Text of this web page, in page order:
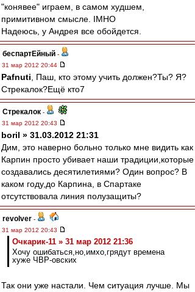
"конявее" играем, в самом худшем,
примитивном смысле. IMHO
Надеюсь, у Андрея все обойдется.
беспартЕйный -
31 мар 2012 20:44
Pafnuti , Паш, кто этому учить должен?Ты? Я?
Стрекалок?Ещё кто7
Стрекалок -
31 мар 2012 20:43
boril » 31.03.2012 21:31
Дим, это наверно больно только мне видить как
Карпин просто убивает наши традиции,которые
создавались десятилетиями? Один вопрос? В
каком году,до Карпина, в Спартаке
отсутствовала линия полузащиты?
revolver -
31 мар 2012 20:43
Очкарик-11 » 31 мар 2012 21:36
Хочу ошибаться,но,имхо,грядут времена
хуже ЧВР-овских
Так они уже настали. Чем ситуация лучше. Мы